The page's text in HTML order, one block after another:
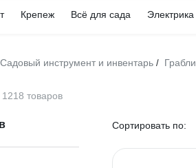
Крепеж Всё для сада Электрика
Садовый инструмент и инвентарь / Грабли
1218 товаров
Сортировать по: